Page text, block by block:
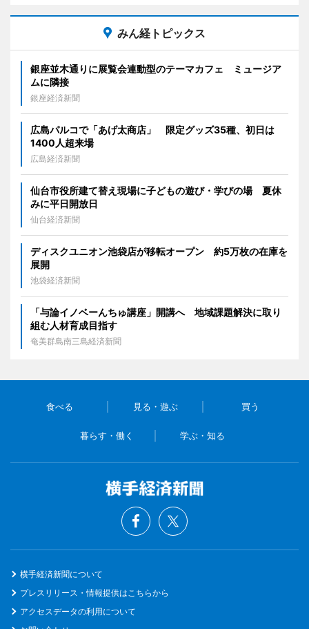
みん経トピックス
銀座並木通りに展覧会連動型のテーマカフェ ミュージア
ムに隣接
銀座経済新聞
広島パルコで「あげ太商店」 限定グッズ35種、初日は
1400人超来場
広島経済新聞
仙台市役所建て替え現場に子どもの遊び・学びの場 夏休
みに平日開放日
仙台経済新聞
ディスクユニオン池袋店が移転オープン 約5万枚の在庫を
展開
池袋経済新聞
「与論イノベーんちゅ講座」開講へ 地域課題解決に取り
組む人材育成目指す
奄美群島南三島経済新聞
食べる 見る・遊ぶ 買う
暮らす・働く 学ぶ・知る
横手経済新聞について
プレスリリース・情報提供はこちらから
アクセスデータの利用について